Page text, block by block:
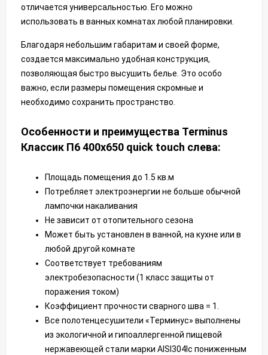
отличается универсальностью. Его можно
использовать в ванных комнатах любой планировки.
Благодаря небольшим габаритам и своей форме,
создается максимально удобная конструкция,
позволяющая быстро высушить белье. Это особо
важно, если размеры помещения скромные и
необходимо сохранить пространство.
Особенности и преимущества Terminus
Классик П6 400х650 quick touch слева:
Площадь помещения до 1.5 кв.м
Потребляет электроэнергии не больше обычной
лампочки накаливания
Не зависит от отопительного сезона
Может быть установлен в ванной, на кухне или в
любой другой комнате
Соответствует требованиям
электробезопасности (1 класс защиты от
поражения током)
Коэффициент прочности сварного шва = 1.
Все полотенцесушители «Терминус» выполнены
из экологичной и гипоаллергенной пищевой
нержавеющей стали марки AISI304lс пониженным